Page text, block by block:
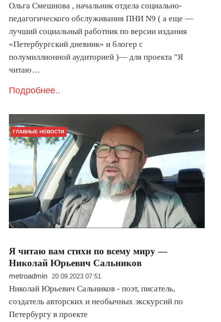
Ольга Смешнова , начальник отдела социально-
педагогического обслуживания ПНИ N9 ( а еще —
лучший социальный работник по версии издания
«Петербургский дневник» и блогер с
полумиллионной аудиторией )— для проекта "Я
читаю…
Подробнее..
ГЛАВНЫЕ НОВОСТИ
Я читаю вам стихи по всему миру —
Николай Юрьевич Сальников
metroadmin 20.09.2023 07:51
Николай Юрьевич Сальников - поэт, писатель,
создатель авторских и необычных экскурсий по
Петербургу в проекте